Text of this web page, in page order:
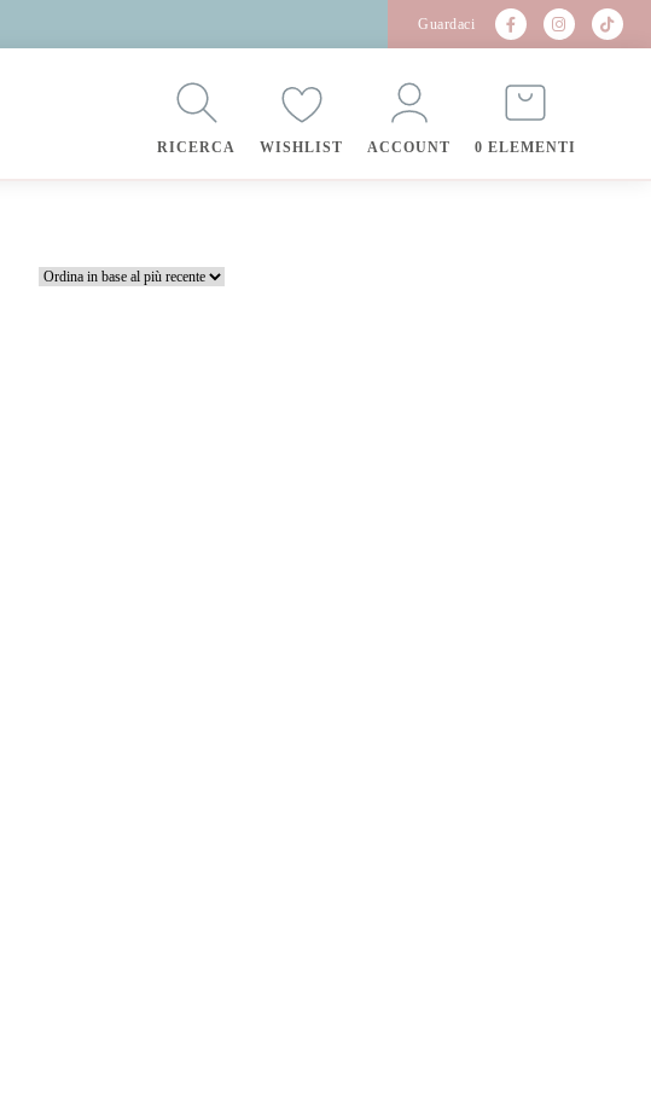
Guardaci
RICERCA WISHLIST ACCOUNT 0 ELEMENTI